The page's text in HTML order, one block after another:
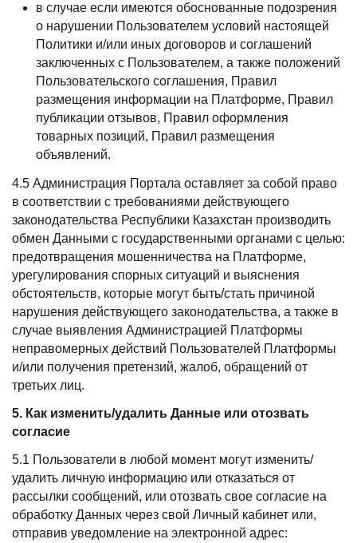
в случае если имеются обоснованные подозрения
о нарушении Пользователем условий настоящей
Политики и/или иных договоров и соглашений
заключенных с Пользователем, а также положений
Пользовательского соглашения, Правил
размещения информации на Платформе, Правил
публикации отзывов, Правил оформления
товарных позиций, Правил размещения
объявлений.
4.5 Администрация Портала оставляет за собой право
в соответствии с требованиями действующего
законодательства Республики Казахстан производить
обмен Данными с государственными органами с целью:
предотвращения мошенничества на Платформе,
урегулирования спорных ситуаций и выяснения
обстоятельств, которые могут быть/стать причиной
нарушения действующего законодательства, а также в
случае выявления Администрацией Платформы
неправомерных действий Пользователей Платформы
и/или получения претензий, жалоб, обращений от
третьих лиц.
5. Как изменить/удалить Данные или отозвать
согласие
5.1 Пользователи в любой момент могут изменить/
удалить личную информацию или отказаться от
рассылки сообщений, или отозвать свое согласие на
обработку Данных через свой Личный кабинет или,
отправив уведомление на электронной адрес: